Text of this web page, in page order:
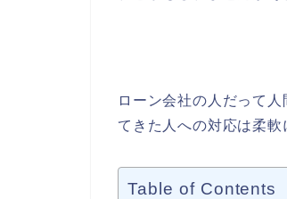
ローン会社の人だって
てきた人への対応は柔軟
Table of Contents